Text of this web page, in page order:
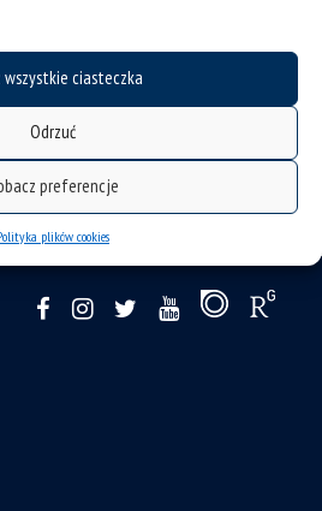
wszystkie ciasteczka
Odrzuć
preferencje
plików cookies